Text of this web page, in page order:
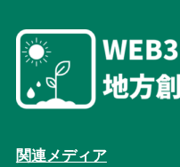
関連メディア